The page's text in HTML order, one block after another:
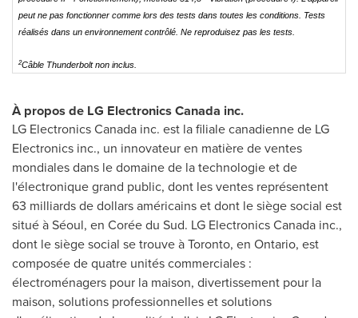
peut ne pas fonctionner comme lors des tests dans toutes les conditions. Tests
réalisés dans un environnement contrôlé. Ne reproduisez pas les tests.
2Câble Thunderbolt non inclus.
À propos de LG Electronics Canada inc.
LG Electronics Canada inc. est la filiale canadienne de LG
Electronics inc., un innovateur en matière de ventes
mondiales dans le domaine de la technologie et de
l'électronique grand public, dont les ventes représentent
63 milliards de dollars américains et dont le siège social est
situé à Séoul, en Corée du Sud. LG Electronics Canada inc.,
dont le siège social se trouve àToronto, en Ontario, est
composée de quatre unités commerciales :
électroménagers pour la maison, divertissement pour la
maison, solutions professionnelles et solutions